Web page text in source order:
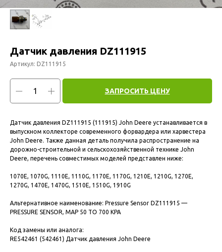
Датчик давления DZ111915
Артикул: DZ111915
ЗАПРОСИТЬ ЦЕНУ
Датчик давления DZ111915 (111915) John Deere устанавливается в
выпускном коллекторе современного форвардера или харвестера
John Deere. Также данная деталь получила распространение на
дорожно-строительной и сельскохозяйственной технике John
Deere, перечень совместимых моделей представлен ниже:
1070E, 1070G, 1110E, 1110G, 1170E, 1170G, 1210E, 1210G, 1270E,
1270G, 1470E, 1470G, 1510E, 1510G, 1910G
Альтернативное наименование: Pressure Sensor DZ111915 —
PRESSURE SENSOR, MAP 50 TO 700 KPA
Код замены или аналога:
RE542461 (542461) Датчик давления John Deere